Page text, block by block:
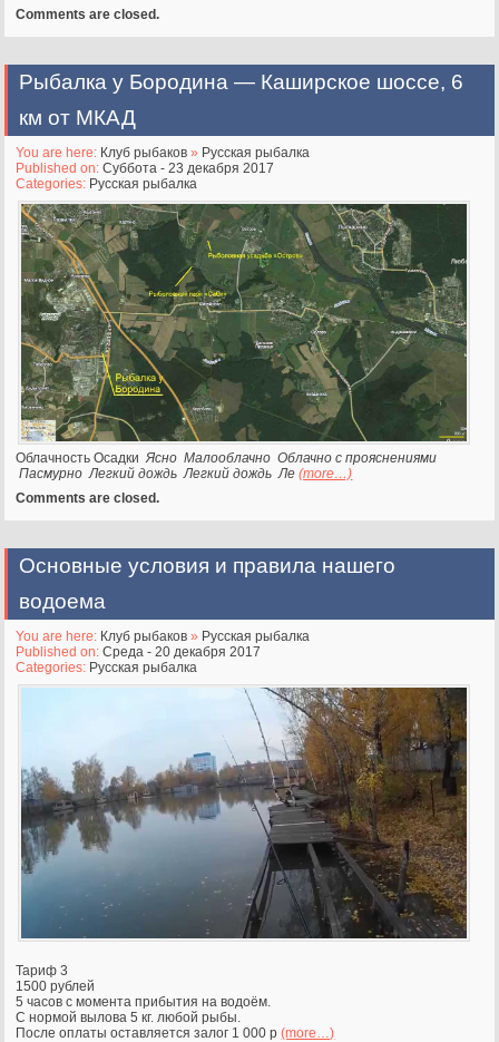
Comments are closed.
Рыбалка у Бородина — Каширское шоссе, 6
км от МКАД
You are here: Клуб рыбаков » Русская рыбалка
Published on:Суббота - 23 декабря 2017
Categories: Русская рыбалка
Облачность Осадки Ясно Малооблачно Облачно с прояснениями
Пасмурно Легкий дождь Легкий дождь Ле(more…)
Comments are closed.
Основные условия и правила нашего
водоема
You are here: Клуб рыбаков » Русская рыбалка
Published on:Среда - 20 декабря 2017
Categories: Русская рыбалка
Тариф 3
1500 рублей
5 часов с момента прибытия на водоём.
С нормой вылова 5 кг. любой рыбы.
После оплаты оставляется залог 1 000 р(more…)